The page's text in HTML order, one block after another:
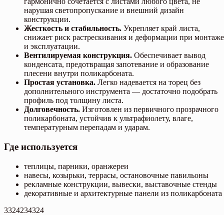
нарушая светопропускание и внешний дизайн
конструкции.
Жесткость и стабильность. Укрепляет край листа,
снижает риск растрескивания и деформации при монтаже
и эксплуатации.
Вентилируемая конструкция. Обеспечивает вывод
конденсата, предотвращая запотевание и образование
плесени внутри поликарбоната.
Простая установка. Легко надевается на торец без
дополнительного инструмента — достаточно подобрать
профиль под толщину листа.
Долговечность. Изготовлен из первичного прозрачного
поликарбоната, устойчив к ультрафиолету, влаге,
температурным перепадам и ударам.
Где используется
теплицы, парники, оранжереи
навесы, козырьки, террасы, остановочные павильоны
рекламные конструкции, вывески, выставочные стенды
декоративные и архитектурные панели из поликарбоната
3324234324